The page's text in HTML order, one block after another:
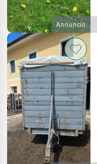
Annuncio